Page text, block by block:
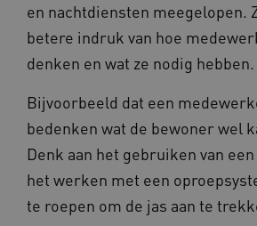
en nachtdiensten meegelopen.
betere indruk van hoe
denken en wat ze nodig hebben.
Bijvoorbeeld dat een
bedenken wat de bewoner wel
Denk aan het gebruiken van
het werken met een
te roepen om de jas aan te